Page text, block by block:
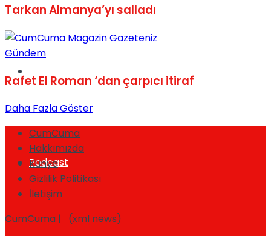
Podcast
Tarkan Almanya’yı salladı
Gündem
Rafet El Roman ‘dan çarpıcı itiraf
Daha Fazla Göster
CumCuma
Hakkımızda
Künye
Gizlilik Politikası
İletişim
CumCuma | (xml news)